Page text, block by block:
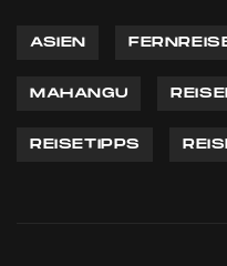
ASIEN
MAHANGU
REISETIPPS